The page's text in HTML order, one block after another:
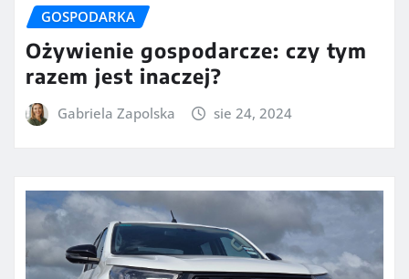
GOSPODARKA
Ożywienie gospodarcze: czy tym
razem jest inaczej?
Gabriela Zapolska sie 24, 2024